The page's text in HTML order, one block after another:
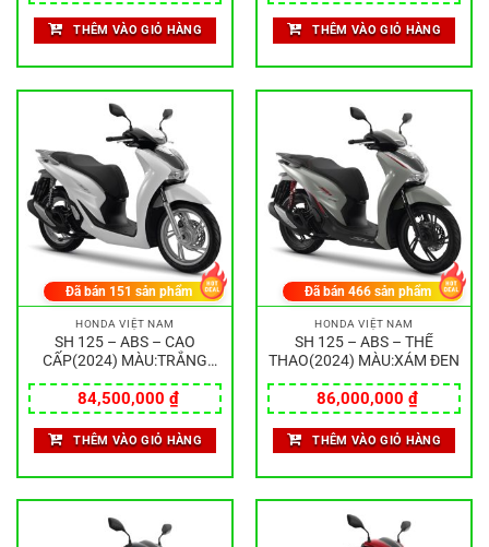
THÊM VÀO GIỎ HÀNG THÊM VÀO GIỎ HÀNG
HONDA VIỆT NAM
SH 125 – ABS – CAO
CẤP(2024) MÀU:TRẮNG
84,500,000 ₫
Đã bán 151 sản phẩm
THÊM VÀO GIỎ HÀNG
HONDA VIỆT NAM
SH 125 – ABS – THỂ
THAO(2024) MÀU:XÁM ĐEN
86,000,000 ₫
Đã bán466 sản phẩm
THÊM VÀO GIỎ HÀNG